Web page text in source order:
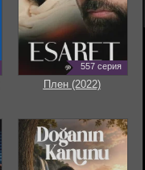
557 серия
Плен (2022)